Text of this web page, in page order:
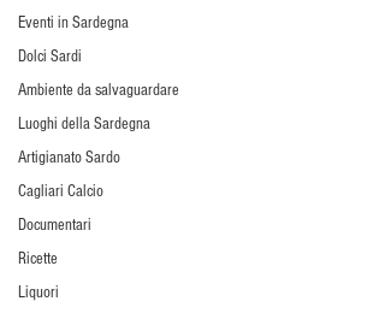
Eventi in Sardegna
Dolci Sardi
Ambiente da salvaguardare
Luoghi della Sardegna
Artigianato Sardo
Cagliari Calcio
Documentari
Ricette
Liquori